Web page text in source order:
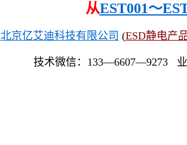
从EST001～
北京亿艾迪科技有限公司 (ESD静电产
技术微信：133—6607—9273 业